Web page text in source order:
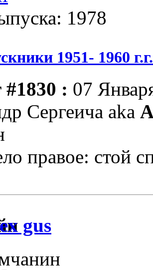
1978
1951- 1960
#1830 : 07
Сергеича aka
правое: стой
gus